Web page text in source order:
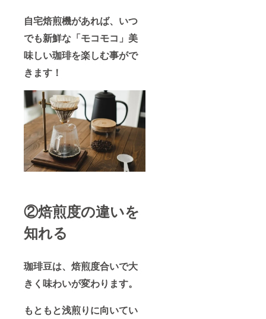
自宅焙煎機があれば、いつ
でも新鮮な「モコモコ」美
味しい珈琲を楽しむ事がで
きます！
②焙煎度の違いを
知れる
珈琲豆は、焙煎度合いで大
きく味わいが変わります。
もともと浅煎りに向いてい